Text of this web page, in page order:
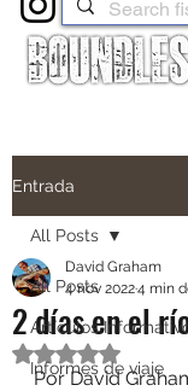
Entrada
All Posts
Artículos
Informes de viaje
All Posts
2 días en el
David Graham
4 nov 20224 min
Obtuvo NaN
Por David